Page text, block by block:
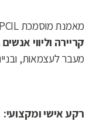
מאמנת מוסמכת PCIL, חברה בלשכת המאמנים.
קריירה וליווי
מעבר לעצמאות,
רקע אישי ומקצועי: